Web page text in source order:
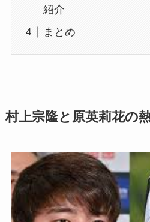
紹介
まとめ
村上宗隆と原英莉花の